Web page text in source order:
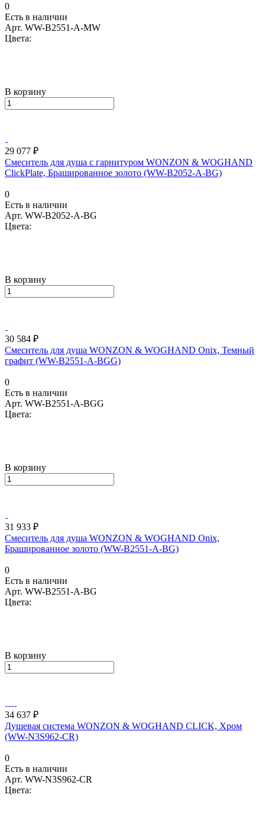
0
Есть в наличии
Арт. WW-B2551-A-MW
Цвета:
В корзину
29 077 ₽
Смеситель для душа с гарнитуром WONZON & WOGHAND
ClickPlate, Брашированное золото (WW-B2052-A-BG)
0
Есть в наличии
Арт. WW-B2052-A-BG
Цвета:
В корзину
30 584 ₽
Смеситель для душа WONZON & WOGHAND Onix, Темный
графит (WW-B2551-A-BGG)
0
Есть в наличии
Арт. WW-B2551-A-BGG
Цвета:
В корзину
31 933 ₽
Смеситель для душа WONZON & WOGHAND Onix,
Брашированное золото (WW-B2551-A-BG)
0
Есть в наличии
Арт. WW-B2551-A-BG
Цвета:
В корзину
34 637 ₽
Душевая система WONZON & WOGHAND CLICK, Хром
(WW-N3S962-CR)
0
Есть в наличии
Арт. WW-N3S962-CR
Цвета: